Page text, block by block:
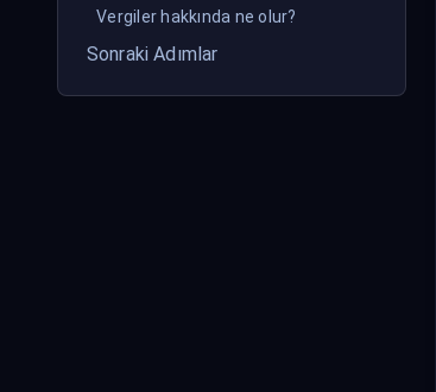
Vergiler hakkında ne olur?
Sonraki Adımlar